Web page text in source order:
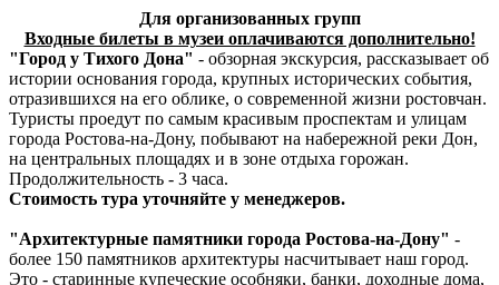
Для организованных групп
Входные билеты в музеи оплачиваются дополнительно!
"Город у Тихого Дона" - обзорная экскурсия, рассказывает об
истории основания города, крупных исторических события,
отразившихся на его облике, о современной жизни ростовчан.
Туристы проедут по самым красивым проспектам и улицам
города Ростова-на-Дону, побывают на набережной реки Дон,
на центральных площадях и в зоне отдыха горожан.
Продолжительность - 3 часа.
Стоимость тура уточняйте у менеджеров.
"Архитектурные памятники города Ростова-на-Дону" -
более 150 памятников архитектуры насчитывает наш город.
Это - старинные купеческие особняки, банки, доходные дома,